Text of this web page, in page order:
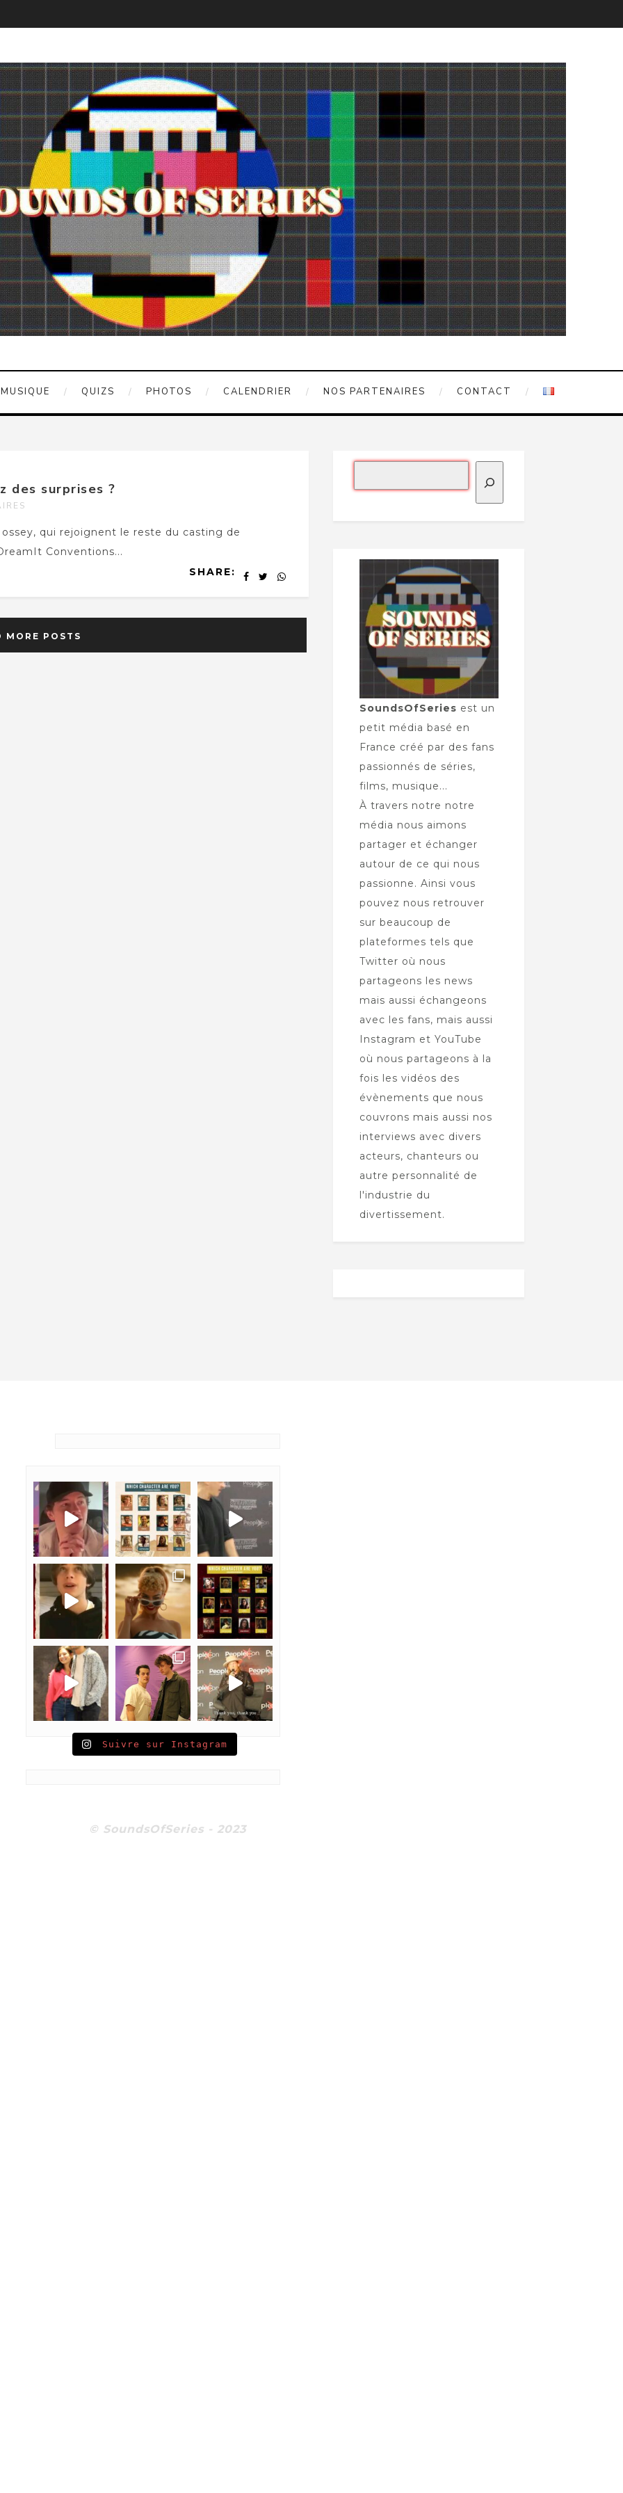
MUSIQUE QUIZS PHOTOS CALENDRIER NOS PARTENAIRES CONTACT
des surprises ?
qui rejoignent le reste du casting de
Conventions...
SHARE:
MORE POSTS
SoundsOfSeries est un
petit média basé en
France créé par des fans
passionnés de séries,
films, musique...
À travers notre notre
média nous aimons
partager et échanger
autour de ce qui nous
passionne. Ainsi vous
pouvez nous retrouver
sur beaucoup de
plateformes tels que
Twitter où nous
partageons les news
mais aussi échangeons
avec les fans, mais aussi
Instagram et YouTube
où nous partageons à la
fois les vidéos des
évènements que nous
couvrons mais aussi nos
interviews avec divers
acteurs, chanteurs ou
autre personnalité de
l'industrie du
divertissement.
Suivre sur Instagram
© SoundsOfSeries - 2023